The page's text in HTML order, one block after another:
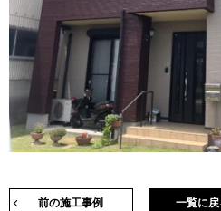
前の施工事例 一覧に戻